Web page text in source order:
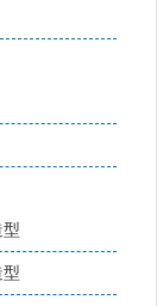
型